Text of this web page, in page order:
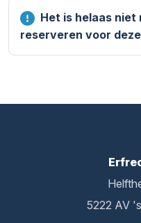
Het is helaas
reserveren voor
5222 AV